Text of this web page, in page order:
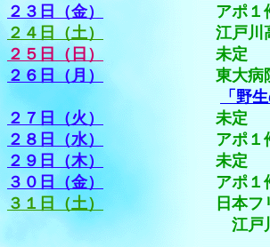
２３日（金）
アポ１件（午後
２４日（土）
江戸川高校学校
２５日（日）
未定
２６日（月）
東大病院（午後
「野
２７日（火）
未定
２８日（水）
アポ１件（午後
２９日（木）
未定
３０日（金）
アポ１件（午後
３１日（土）
日本フリースクー
江戸川高校学校開放「